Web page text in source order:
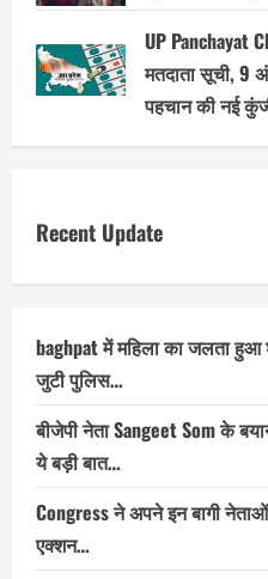
UP Panchayat
मतदाता सूची, 9
पहचान की नई
Recent Update
baghpat में महिला का जलता
जुटी पुलिस…
बीजेपी नेता Sangeet Som के
ये बड़ी बात…
Congress ने अपने इन बागी
एक्शन…